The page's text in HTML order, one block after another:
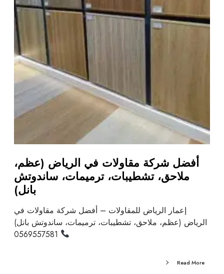
أفضل شركة مقاولات في الرياض (عظم،
ملاحق، تشطيبات، ترميمات، ساندوتش
بانل)
إعمار الرياض للمقاولات – أفضل شركة مقاولات في
الرياض (عظم، ملاحق، تشطيبات، ترميمات، ساندوتش بانل)
Read More